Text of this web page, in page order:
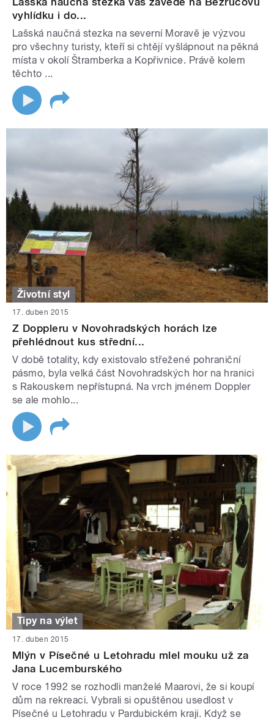
vyhlídku i do...
Lašská naučná stezka na severní Moravě je výzvou
pro všechny turisty, kteří si chtějí vyšlápnout na pěkná
místa v okolí Štramberka a Kopřivnice. Právě kolem
těchto ...
Životní styl
17. duben 2015
Z Doppleru v Novohradských horách lze
přehlédnout kus střední...
V době totality, kdy existovalo střežené pohraniční
pásmo, byla velká část Novohradských hor na hranici
s Rakouskem nepřístupná. Na vrch jménem Doppler
se ale mohlo...
Tipy na výlet
17. duben 2015
Mlýn v Písečné u Letohradu mlel mouku už za
Jana Lucemburského
V roce 1992 se rozhodli manželé Maarovi, že si koupí
dům na rekreaci. Vybrali si opuštěnou usedlost v
Písečné u Letohradu v Pardubickém kraji. Když se